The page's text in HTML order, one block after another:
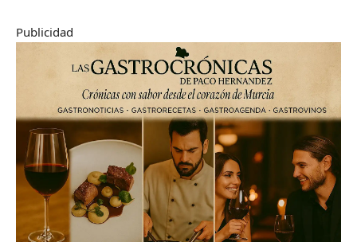
Publicidad